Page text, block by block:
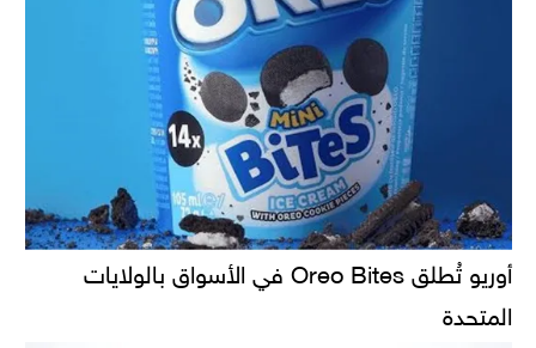
أوريو تُطلق Oreo Bites في الأسواق بالولايات
المتحدة